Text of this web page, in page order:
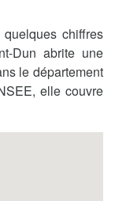
chiffres
Dun abrite une
le département
elle couvre